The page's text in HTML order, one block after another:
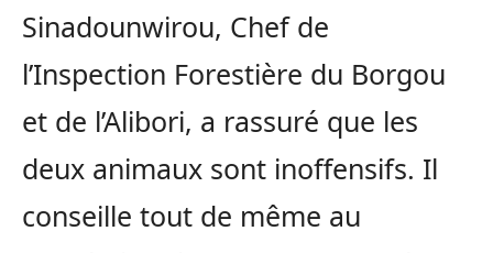
Sinadounwirou, Chef de
l’Inspection Forestière du Borgou
et de l’Alibori, a rassuré que les
deux animaux sont inoffensifs. Il
conseille tout de même au